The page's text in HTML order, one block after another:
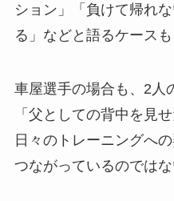
ション」「負けて帰れ
る」などと語るケースも
車屋選手の場合も、2人
「父としての背中を見
日々のトレーニングへ
つながっているのではな